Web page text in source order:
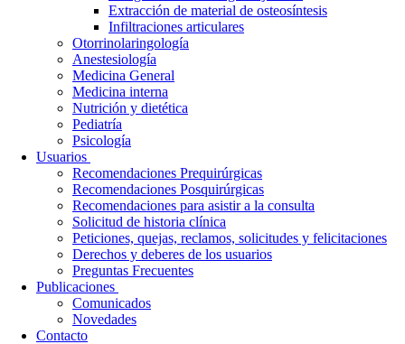
Extracción de material de osteosíntesis
Infiltraciones articulares
Otorrinolaringología
Anestesiología
Medicina General
Medicina interna
Nutrición y dietética
Pediatría
Psicología
Usuarios
Recomendaciones Prequirúrgicas
Recomendaciones Posquirúrgicas
Recomendaciones para asistir a la consulta
Solicitud de historia clínica
Peticiones, quejas, reclamos, solicitudes y felicitaciones
Derechos y deberes de los usuarios
Preguntas Frecuentes
Publicaciones
Comunicados
Novedades
Contacto